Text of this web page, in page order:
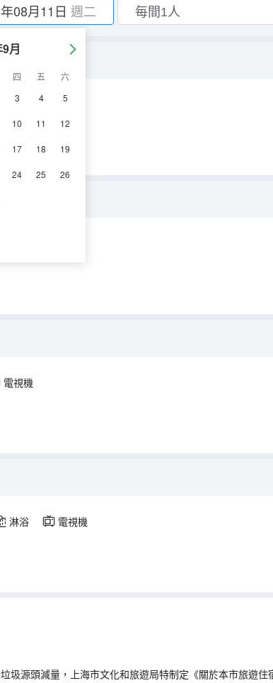
08月11日 週二
月
四 五
六
3 4 5
10 11 12
17 18 19
24 25 26
電視機
電視機
淋浴 電視機
圾源頭減量，上海市文化和旅遊局特制定《關於本市旅遊